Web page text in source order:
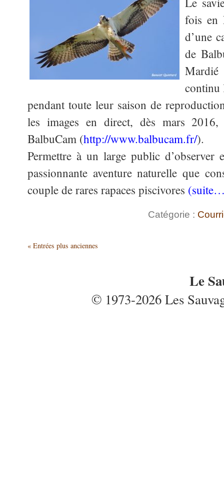
fois en
d’une
de
continu
pendant toute leur saison de
les images en direct, dès mars
BalbuCam (http://www.balbucam.fr/).
Permettre à un large public
passionnante aventure naturelle que
couple de rares rapaces piscivores
Catégorie :
« Entrées plus anciennes
Le
© 1973-2026 Les